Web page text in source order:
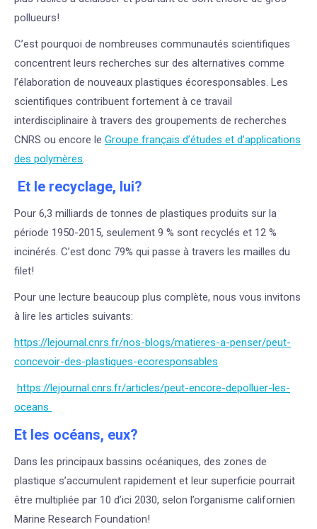
pollueurs!
C’est pourquoi de nombreuses communautés scientifiques
concentrent leurs recherches sur des alternatives comme
l’élaboration de nouveaux plastiques écoresponsables. Les
scientifiques contribuent fortement à ce travail
interdisciplinaire à travers des groupements de recherches
CNRS ou encore le Groupe français d’études et d’applications
des polymères.
Et le recyclage, lui?
Pour 6,3 milliards de tonnes de plastiques produits sur la
période 1950-2015, seulement 9 % sont recyclés et 12 %
incinérés. C’est donc 79% qui passe à travers les mailles du
filet!
Pour une lecture beaucoup plus complète, nous vous invitons
à lire les articles suivants:
https://lejournal.cnrs.fr/nos-blogs/matieres-a-penser/peut-
concevoir-des-plastiques-ecoresponsables
https://lejournal.cnrs.fr/articles/peut-encore-depolluer-les-
oceans
Et les océans, eux?
Dans les principaux bassins océaniques, des zones de
plastique s’accumulent rapidement et leur superficie pourrait
être multipliée par 10 d’ici 2030, selon l’organisme californien
Marine Research Foundation!